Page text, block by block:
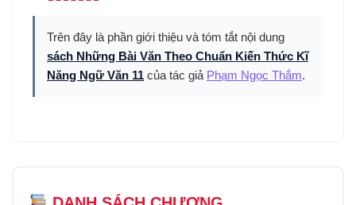
Trên đây là phần giới thiệu và tóm tắt nội dung
sách Những Bài Văn Theo Chuẩn Kiến Thức Kĩ
Năng Ngữ Văn 11 của tác giả Phạm Ngọc Thắm.